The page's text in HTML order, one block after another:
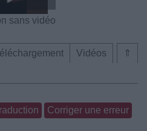
sans vidéo
⇑
Vidéos
Corriger une erreur